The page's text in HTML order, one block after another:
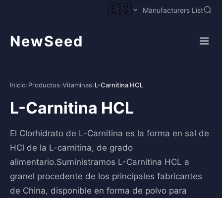
🇪🇸 Manufacturers List
NewSeed
Inicio›Productos›Vitaminas›L-Carnitina HCL
L-Carnitina HCL
El Clorhidrato de L-Carnitina es la forma en sal de
HCl de la L-carnitina, de grado
alimentario.Suministramos L-Carnitina HCL a
granel procedente de los principales fabricantes
de China, disponible en forma de polvo para